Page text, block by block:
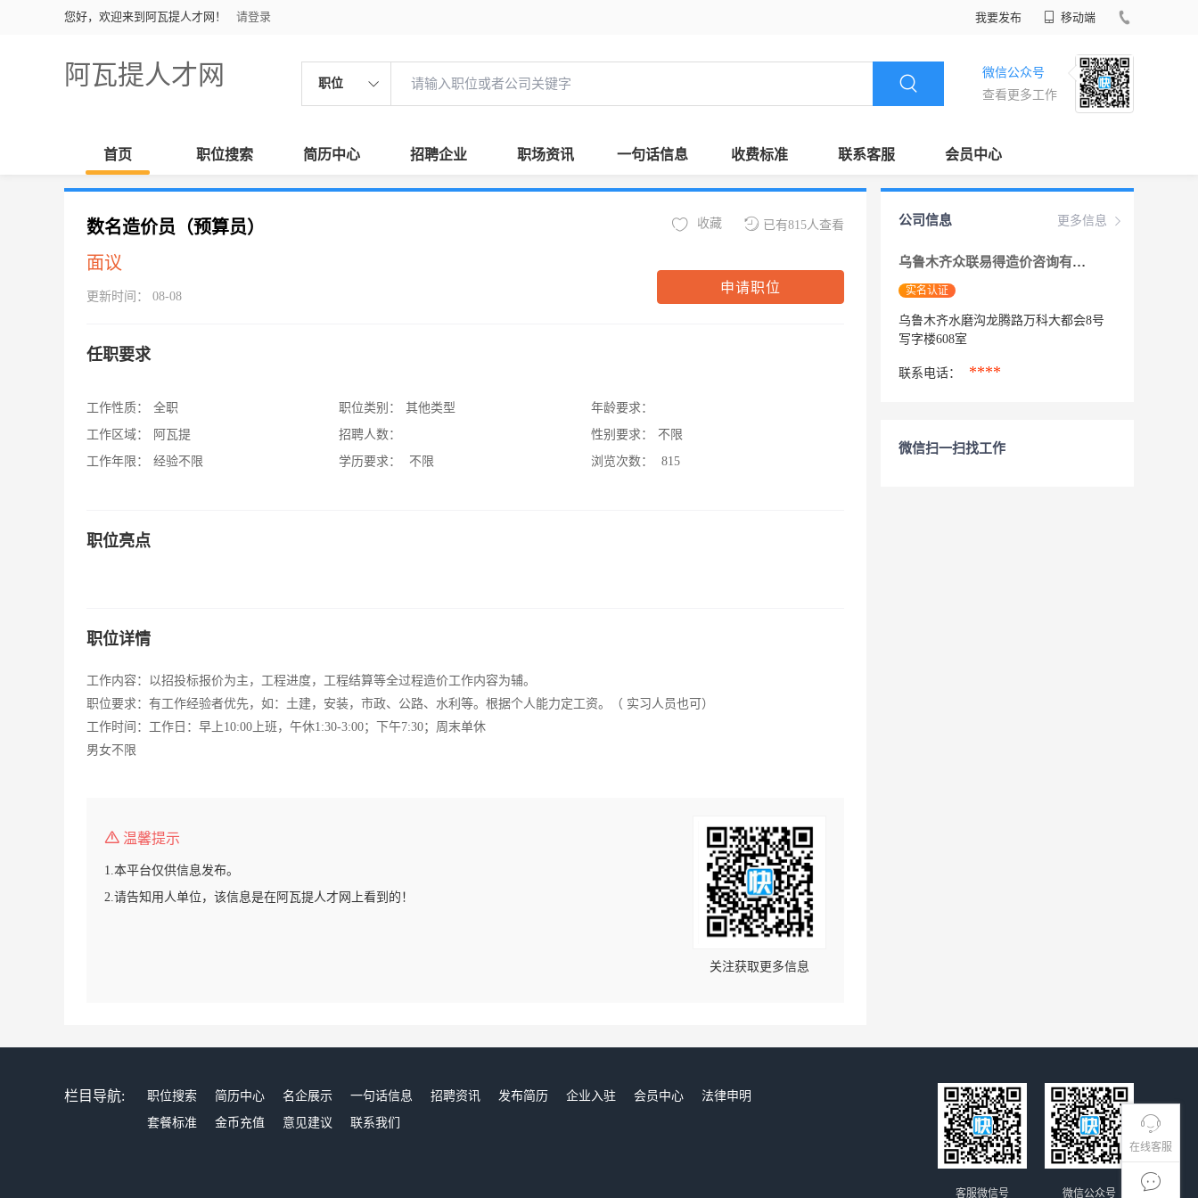
您好，欢迎来到阿瓦提人才网！ 请登录 我要发布 移动端
阿瓦提人才网 职位
微信公众号
查看更多工作
首页 职位搜索 简历中心 招聘企业 职场资讯 一句话信息 收费标准 联系客服 会员中心
在线客服
数名造价员（预算员）
面议
更新时间： 08-08
已有815人查看
收藏
申请职位
任职要求
工作性质：
全职
工作区域：
阿瓦提
工作年限：
经验不限
职位类别：
其他类型
招聘人数：
学历要求：
不限
年龄要求：
性别要求：
不限
浏览次数：
815
职位亮点
职位详情
工作内容：以招投标报价为主，工程进度，工程结算等全过程造价工作内容为辅。
职位要求：有工作经验者优先，如：土建，安装，市政、公路、水利等。根据个人能力定工资。（ 实习人员也可）
工作时间：工作日：早上10:00上班，午休1:30-3:00；下午7:30；周末单休
男女不限
温馨提示
1.本平台仅供信息发布。
2.请告知用人单位，该信息是在阿瓦提人才网上看到的！
关注获取更多信息
更多信息
公司信息
乌鲁木齐众联易得造价咨询有限公司
实名认证
乌鲁木齐水磨沟龙腾路万科大都会8号
写字楼608室
联系电话： ****
微信扫一扫找工作
栏目导航: 职位搜索 简历中心 名企展示 一句话信息 招聘资讯 发布简历 企业入驻 会员中心
法律申明
套餐标准
金币充值 意见建议 联系我们
微信公众号
客服微信号